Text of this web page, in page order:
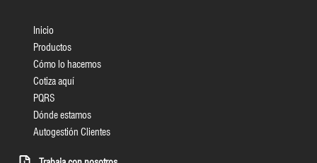
Inicio
Productos
Cómo lo hacemos
Cotiza aquí
PQRS
Dónde estamos
Autogestión Clientes